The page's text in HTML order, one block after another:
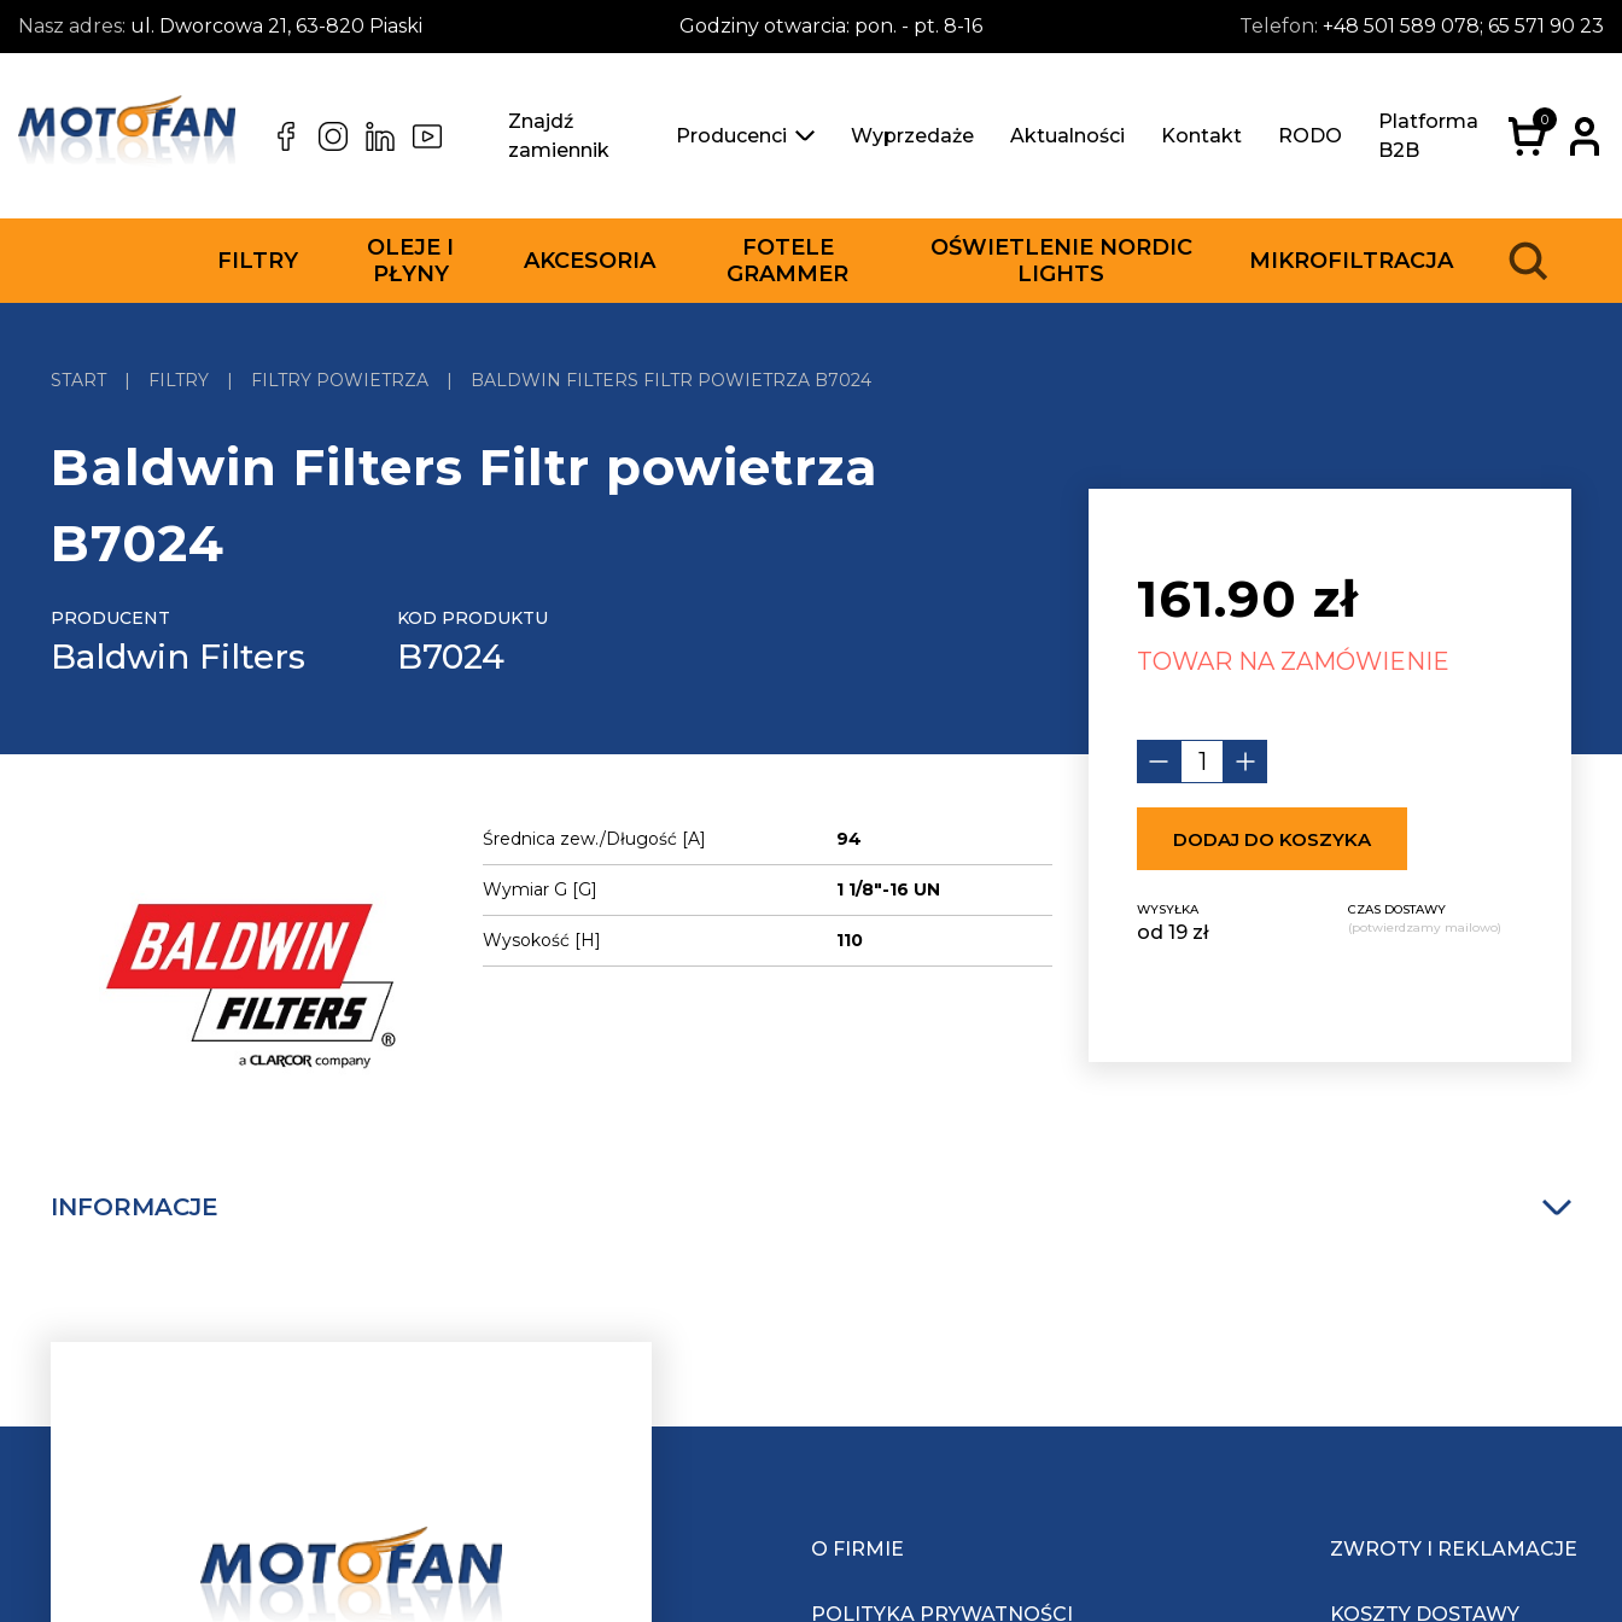
Nasz adres: ul. Dworcowa 21, 63-820 Piaski Godziny otwarcia: pon. - pt. 8-16 Telefon: +48 501 589 078; 65 571 90 23
Znajdź
zamiennik
Producenci Wyprzedaże Aktualności Kontakt RODO
Platforma
B2B
0
FILTRY
OLEJE I
PŁYNY
AKCESORIA
FOTELE
GRAMMER
OŚWIETLENIE NORDIC
LIGHTS
MIKROFILTRACJA
START | FILTRY | FILTRY POWIETRZA | BALDWIN FILTERS FILTR POWIETRZA B7024
Baldwin Filters Filtr powietrza
B7024
PRODUCENT
Baldwin Filters
KOD PRODUKTU
B7024
Średnica zew./Długość [A] 94
Wymiar G [G] 1 1/8"-16 UN
Wysokość [H] 110
161.90 zł
TOWAR NA ZAMÓWIENIE
DODAJ DO KOSZYKA
WYSYŁKA
od 19 zł
CZAS DOSTAWY
(potwierdzamy mailowo)
INFORMACJE
O FIRMIE
POLITYKA PRYWATNOŚCI
ZWROTY I REKLAMACJE
KOSZTY DOSTAWY